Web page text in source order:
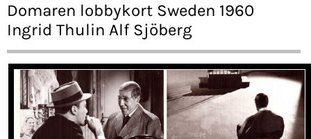
Domaren lobbykort Sweden 1960
Ingrid Thulin Alf Sjöberg